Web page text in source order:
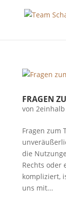
FRAGEN
von 2einhalb
Fragen zum
die
Rechts oder
kompliziert,
uns mit...